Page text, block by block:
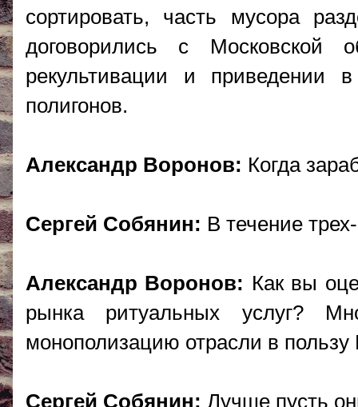
сортировать, часть мусора
договорились с Московской
рекультивации и приведении
полигонов.
Александр Воронов: Когда
Сергей Собянин: В течение
Александр Воронов: Как вы
рынка ритуальных услуг?
монополизацию отрасли в
Сергей Собянин: Лучше пусть